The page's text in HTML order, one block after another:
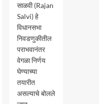
साळवी (Rajan
Salvi) हे
विधानसभा
निवडणुकीतील
पराभवानंतर
वेगळा निर्णय
घेण्याच्या
तयारीत
असल्याचे बोलले